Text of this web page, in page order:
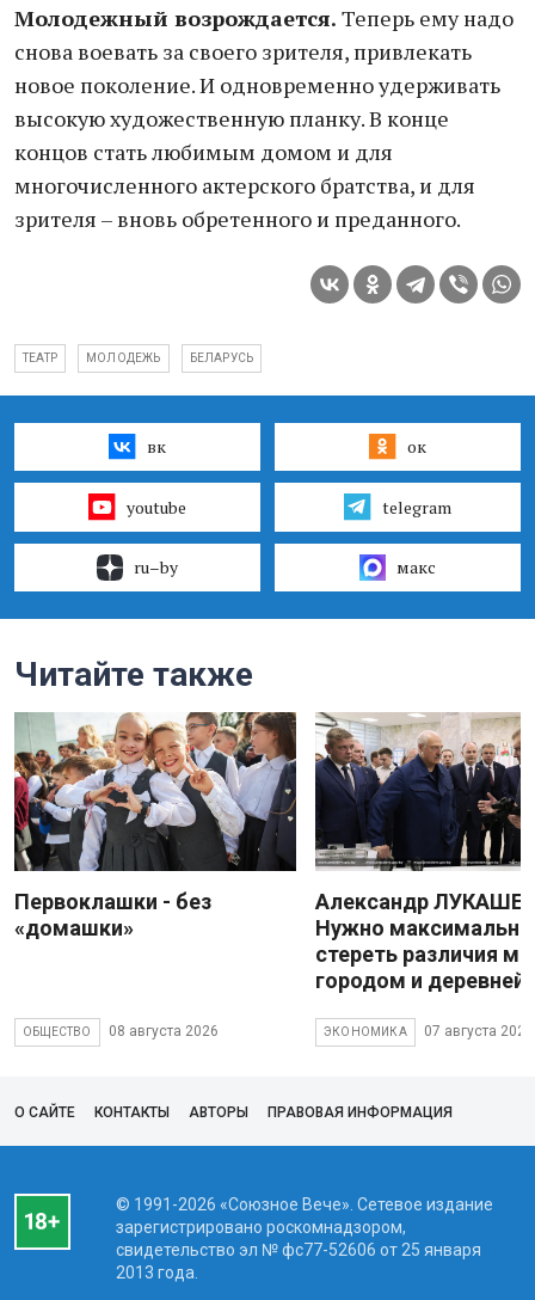
Молодежный возрождается. Теперь ему надо
снова воевать за своего зрителя, привлекать
новое поколение. И одновременно удерживать
высокую художественную планку. В конце
концов стать любимым домом и для
многочисленного актерского братства, и для
зрителя – вновь обретенного и преданного.
ТЕАТР МОЛОДЕЖЬ БЕЛАРУСЬ
вк ок
youtube telegram
ru–by макс
Читайте также
Первоклашки - без
«домашки»
ОБЩЕСТВО 08 августа 2026
Александр
Нужно максимально
стереть различия
городом и деревней
ЭКОНОМИКА 07 августа 2026
О САЙТЕ КОНТАКТЫ АВТОРЫ ПРАВОВАЯ ИНФОРМАЦИЯ
© 1991-2026 «Союзное Вече». Сетевое издание
зарегистрировано роскомнадзором,
свидетельство эл № фc77-52606 от 25 января
2013 года.